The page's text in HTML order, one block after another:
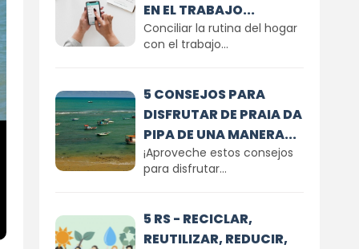
EN EL TRABAJO...
Conciliar la rutina del hogar
con el trabajo...
5 CONSEJOS PARA
DISFRUTAR DE PRAIA DA
PIPA DE UNA MANERA...
¡Aproveche estos consejos
para disfrutar...
5 RS - RECICLAR,
REUTILIZAR, REDUCIR,